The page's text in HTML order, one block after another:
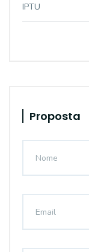
IPTU
Proposta